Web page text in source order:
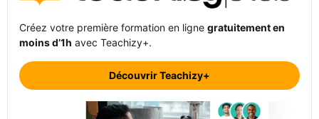
Créez votre première formation en ligne gratuitement en
moins d’1h avec Teachizy+.
Découvrir Teachizy+